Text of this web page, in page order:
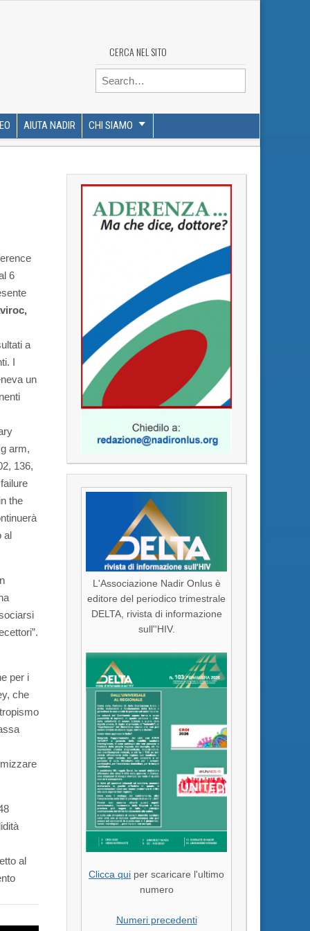
CERCA NEL SITO
Search for:
AIUTA NADIR CHI SIAMO
6
a
I
un
arm,
136,
the
al
per i
che
al
L'Associazione Nadir Onlus è
editore del periodico trimestrale
DELTA, rivista di informazione
sull''HIV.
Clicca qui per scaricare l'ultimo
numero
Numeri precedenti